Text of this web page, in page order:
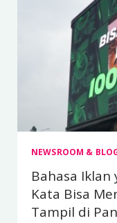
NEWSROOM &
Bahasa
Kata Bisa
Tampil di